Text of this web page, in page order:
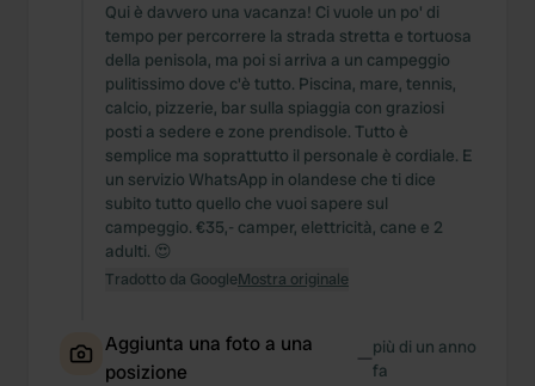
Qui è davvero una vacanza! Ci vuole un po' di
tempo per percorrere la strada stretta e tortuosa
della penisola, ma poi si arriva a un campeggio
pulitissimo dove c'è tutto. Piscina, mare, tennis,
calcio, pizzerie, bar sulla spiaggia con graziosi
posti a sedere e zone prendisole. Tutto è
semplice ma soprattutto il personale è cordiale. E
un servizio WhatsApp in olandese che ti dice
subito tutto quello che vuoi sapere sul
campeggio. €35,- camper, elettricità, cane e 2
adulti. 😍
Tradotto da GoogleMostra originale
Aggiunta una foto a una
posizione
—più di un anno
fa